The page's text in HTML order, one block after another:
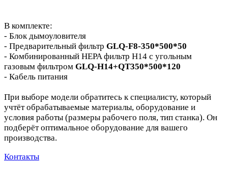
В комплекте:
- Блок дымоуловителя
- Предварительный фильтр GLQ-F8-350*500*50
- Комбинированный HEPA фильтр H14 с угольным
газовым фильтром GLQ-H14+QT350*500*120
- Кабель питания
При выборе модели обратитесь к специалисту, который
учтёт обрабатываемые материалы, оборудование и
условия работы (размеры рабочего поля, тип станка). Он
подберёт оптимальное оборудование для вашего
производства.
Контакты